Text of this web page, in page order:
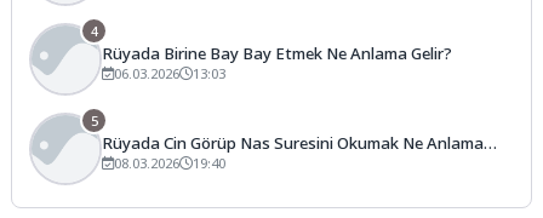
4
Rüyada Birine Bay Bay Etmek Ne Anlama Gelir?
06.03.2026 13:03
5
Rüyada Cin Görüp Nas Suresini Okumak Ne Anlama
Gelir?
08.03.2026 19:40